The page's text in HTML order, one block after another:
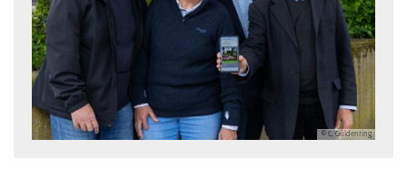
© C. Güldenring